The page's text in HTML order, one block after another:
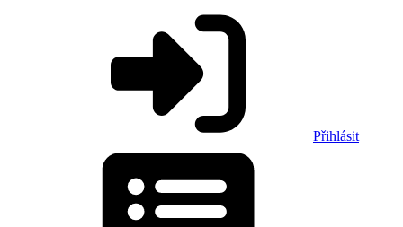
Přihlásit